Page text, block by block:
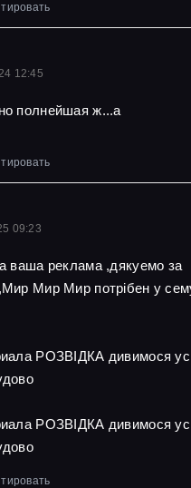
12:45
полнейшая ж...а
09:23
ваша реклама ,дякуемо за
Мир Мир потрібен у
РОЗВІДКА дивимося
РОЗВІДКА дивимося